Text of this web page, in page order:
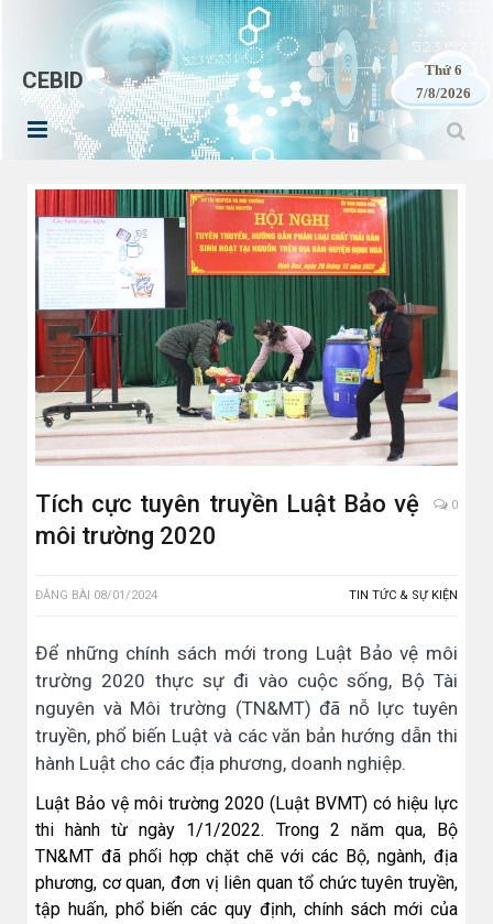
CEBID
Thứ 6
7/8/2026
Tích cực tuyên truyền Luật Bảo vệ
môi trường 2020
0
ĐĂNG BÀI 08/01/2024 TIN TỨC & SỰ KIỆN
Để những chính sách mới trong Luật Bảo vệ môi
trường 2020 thực sự đi vào cuộc sống, Bộ Tài
nguyên và Môi trường (TN&MT) đã nỗ lực tuyên
truyền, phổ biến Luật và các văn bản hướng dẫn thi
hành Luật cho các địa phương, doanh nghiệp.
Luật Bảo vệ môi trường 2020 (Luật BVMT) có hiệu lực
thi hành từ ngày 1/1/2022. Trong 2 năm qua, Bộ
TN&MT đã phối hợp chặt chẽ với các Bộ, ngành, địa
phương, cơ quan, đơn vị liên quan tổ chức tuyên truyền,
tập huấn, phổ biến các quy định, chính sách mới của